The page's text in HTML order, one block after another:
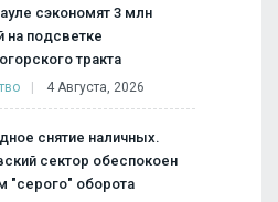
сэкономят 3 млн
на подсветке
тракта
4 Августа, 2026
снятие наличных.
сектор обеспокоен
"серого" оборота